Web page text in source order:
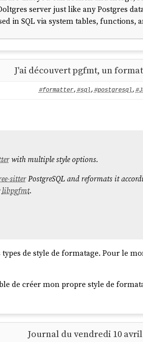
server just like any Postgres
in SQL via system tables, functions,
J'ai découvert pgfmt, un
#formatter, #sql,#postgresql,
with multiple style options.
sitterPostgreSQL and reformats it
libpgfmt.
de style de formatage. Pour le
de créer mon propre style de
Journal du vendredi 10 avril